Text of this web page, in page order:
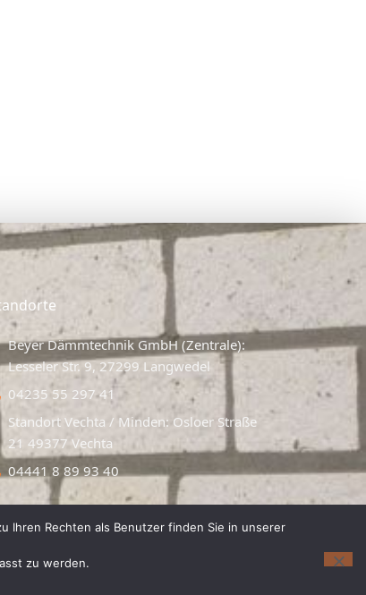
Beyer Dämmtechnik GmbH (Zentrale):
Lesseler Str. 9, 27299 Langwedel
04235 55 297 41
Standort Vechta / Minden: Osloer Straße
21 49377 Vechta
04441 8 89 93 40
Ihren Rechten als Benutzer finden Sie in unserer
zu werden.